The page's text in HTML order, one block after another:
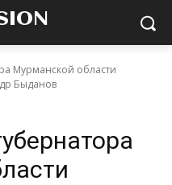
Мурманской области
Быданов